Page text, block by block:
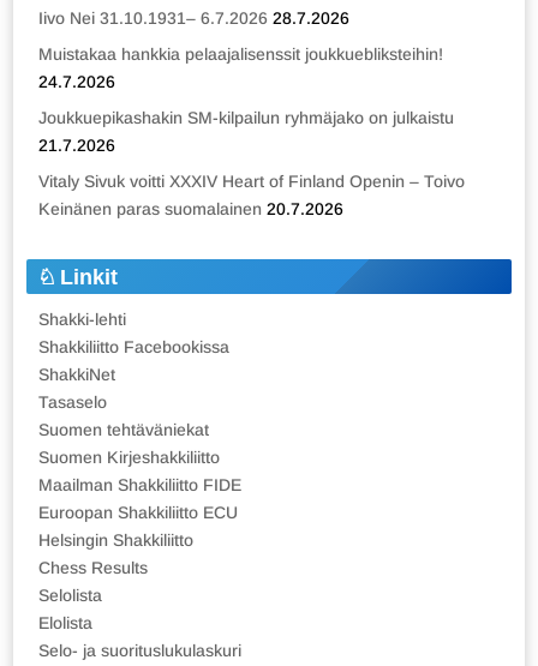
Iivo Nei 31.10.1931– 6.7.2026 28.7.2026
Muistakaa hankkia pelaajalisenssit joukkuebliksteihin!
24.7.2026
Joukkuepikashakin SM-kilpailun ryhmäjako on julkaistu
21.7.2026
Vitaly Sivuk voitti XXXIV Heart of Finland Openin – Toivo
Keinänen paras suomalainen 20.7.2026
Linkit
Shakki-lehti
Shakkiliitto Facebookissa
ShakkiNet
Tasaselo
Suomen tehtäväniekat
Suomen Kirjeshakkiliitto
Maailman Shakkiliitto FIDE
Euroopan Shakkiliitto ECU
Helsingin Shakkiliitto
Chess Results
Selolista
Elolista
Selo- ja suorituslukulaskuri